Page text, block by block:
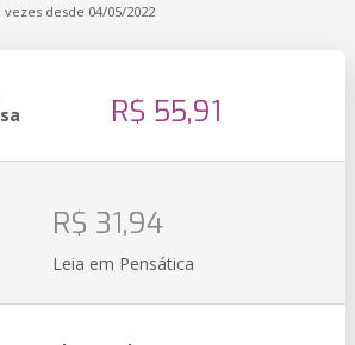
vezes desde 04/05/2022
R$ 55,91
R$ 31,94
Leia em Pensática